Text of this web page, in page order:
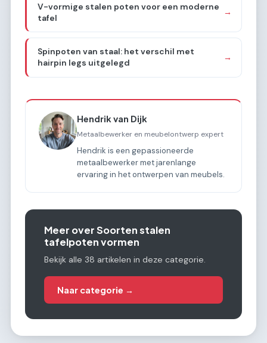
V-vormige stalen poten voor een moderne
tafel
→
Spinpoten van staal: het verschil met
hairpin legs uitgelegd
→
Hendrik van Dijk
Metaalbewerker en meubelontwerp expert
Hendrik is een gepassioneerde
metaalbewerker met jarenlange
ervaring in het ontwerpen van meubels.
Meer over Soorten stalen
tafelpoten vormen
Bekijk alle 38 artikelen in deze categorie.
Naar categorie →